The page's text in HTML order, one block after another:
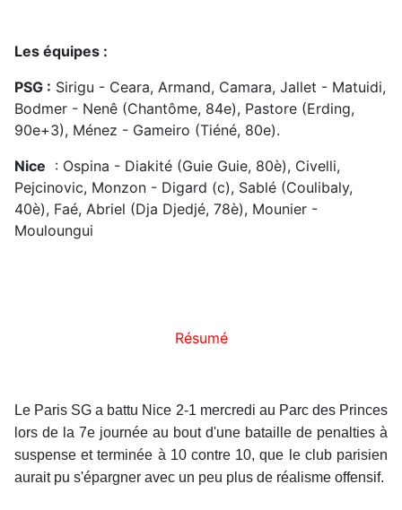
Les équipes :
PSG : Sirigu - Ceara, Armand, Camara, Jallet - Matuidi,
Bodmer - Nenê (Chantôme, 84e), Pastore (Erding,
90e+3), Ménez - Gameiro (Tiéné, 80e).
Nice : Ospina - Diakité (Guie Guie, 80è), Civelli,
Pejcinovic, Monzon - Digard (c), Sablé (Coulibaly,
40è), Faé, Abriel (Dja Djedjé, 78è), Mounier -
Mouloungui
Résumé
Le Paris SG a battu Nice 2-1 mercredi au Parc des Princes
lors de la 7e journée au bout d'une bataille de penalties à
suspense et terminée à 10 contre 10, que le club parisien
aurait pu s'épargner avec un peu plus de réalisme offensif.